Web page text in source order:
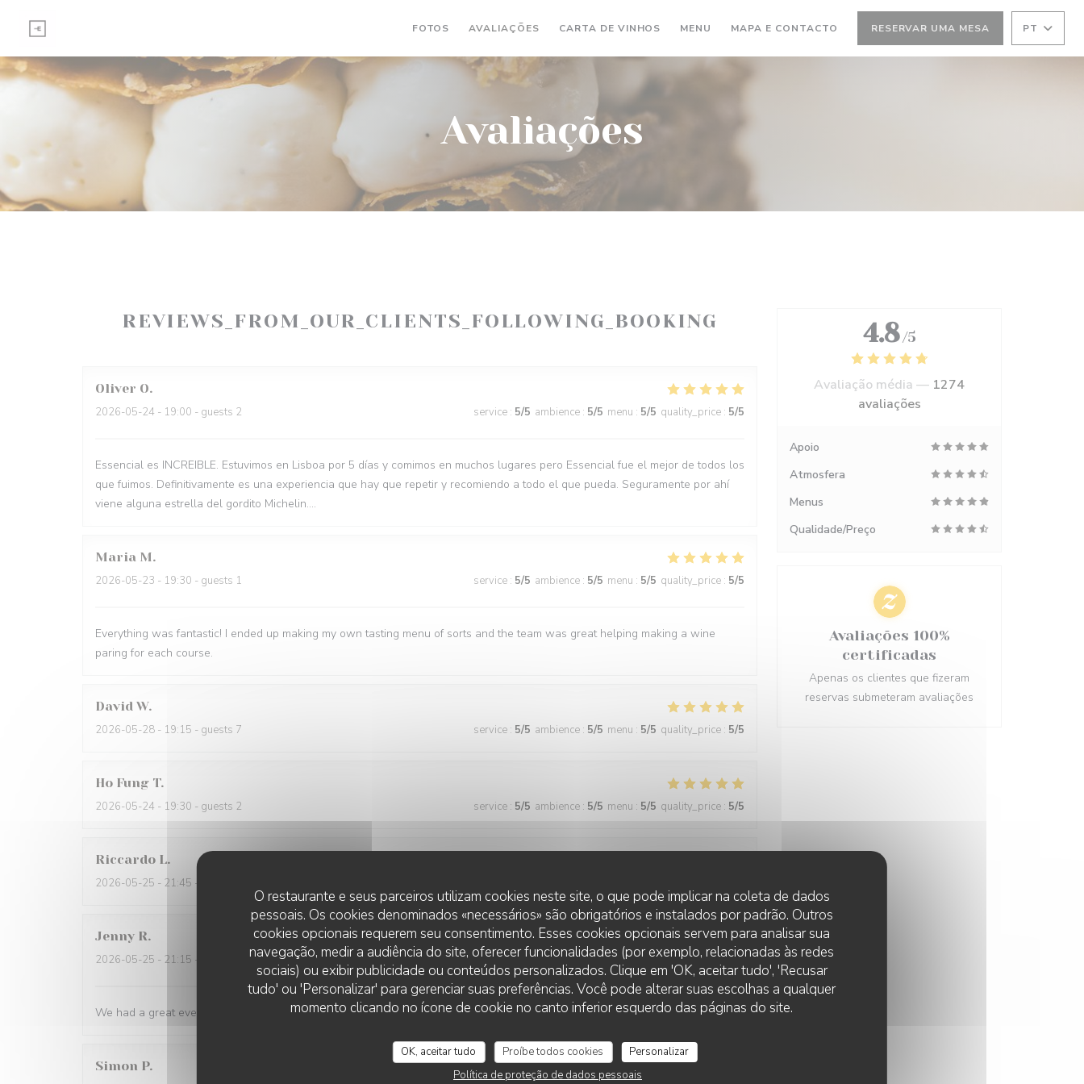
O restaurante e seus parceiros utilizam cookies neste site, o que pode implicar na coleta de dados
pessoais. Os cookies denominados «necessários» são obrigatórios e instalados por padrão. Outros
cookies opcionais requerem seu consentimento. Esses cookies opcionais servem para analisar sua
navegação, medir a audiência do site, oferecer funcionalidades (por exemplo, relacionadas às redes
sociais) ou exibir publicidade ou conteúdos personalizados. Clique em 'OK, aceitar tudo', 'Recusar
tudo' ou 'Personalizar' para gerenciar suas preferências. Você pode alterar suas escolhas a qualquer
momento clicando no ícone de cookie no canto inferior esquerdo das páginas do site.
OK, aceitar tudo Proíbe todos cookies
Personalizar
Política de proteção de dados pessoais
FOTOS AVALIAÇÕES CARTA DE VINHOS ((ABRE NUMA NOVA JANELA))
MENU ((ABRE NUMA NOVA JANELA))
MAPA E CONTACTO RESERVAR UMA MESA PT
Avaliações
REVIEWS_FROM_OUR_CLIENTS_FOLLOWING_BOOKING
Oliver O
2026-05-24 - 19:00 - guests 2 service : 5/5 ambience : 5/5 menu : 5/5 quality_price : 5/5
Essencial es INCREIBLE. Estuvimos en Lisboa por 5 días y comimos en muchos lugares pero Essencial fue el mejor de todos los
que fuimos. Definitivamente es una experiencia que hay que repetir y recomiendo a todo el que pueda. Seguramente por ahí
viene alguna estrella del gordito Michelin....
Maria M
2026-05-23 - 19:30 - guests 1 service : 5/5 ambience : 5/5 menu : 5/5 quality_price : 5/5
Everything was fantastic! I ended up making my own tasting menu of sorts and the team was great helping making a wine
paring for each course.
David W
2026-05-28 - 19:15 - guests 7 service : 5/5 ambience : 5/5 menu : 5/5 quality_price : 5/5
Ho Fung T
2026-05-24 - 19:30 - guests 2 service : 5/5 ambience : 5/5 menu : 5/5 quality_price : 5/5
Riccardo L
2026-05-25 - 21:45 - guests 2
Jenny R
2026-05-25 - 21:15 - guests 2 service:5 /5 ambience:5/5 menu: 5 /5 quality_price:5/5
We had a great evening at Essencial. The staff was wonderful and the food was excellent!
Simon P
4.8 /5
Avaliação média — 1274
avaliações
Apoio
Atmosfera
Menus
Qualidade/Preço
Avaliações 100%
certificadas
Apenas os clientes que fizeram
reservas submeteram avaliações